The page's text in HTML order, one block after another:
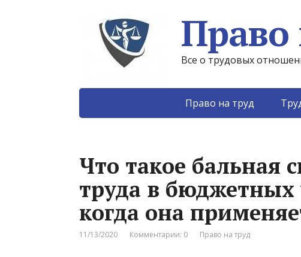
Право
Все о трудовых
Право на труд
Что такое бальная
труда в
когда она
11/13/2020 Комментарии: 0 Право на труд